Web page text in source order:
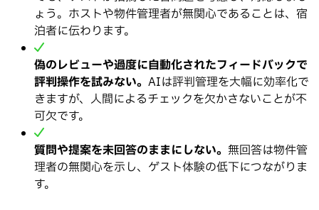
ょう。ホストや物件管理者が無関心であることは、宿
泊者に伝わります。
偽のレビューや過度に自動化されたフィードバックで
評判操作を試みない。 AIは評判管理を大幅に効率化で
きますが、人間によるチェックを欠かさないことが不
可欠です。
質問や提案を未回答のままにしない。 無回答は物件管
理者の無関心を示し、ゲスト体験の低下につながりま
す。